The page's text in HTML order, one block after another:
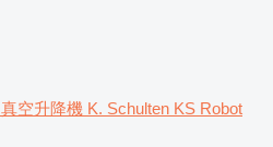
真空升降機 K. Schulten KS Robot